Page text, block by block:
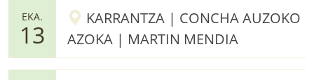
EKA.
13
KARRANTZA | CONCHA AUZOKO
AZOKA | MARTIN MENDIA